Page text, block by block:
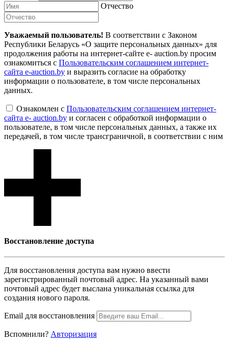
Отчество
Уважаемый пользователь! В соответствии с Законом
Республики Беларусь «О защите персональных данных» для
продолжения работы на интернет-сайте e- auction.by просим
ознакомиться с Пользовательским соглашением интернет-
сайта e-auction.by и выразить согласие на обработку
информации о пользователе, в том числе персональных
данных.
Ознакомлен с Пользовательским соглашением интернет-
сайта e- auction.by и согласен с обработкой информации о
пользователе, в том числе персональных данных, а также их
передачей, в том числе трансграничной, в соответствии с ним
Восcтановление доступа
Для восcтановления доступа вам нужно ввести
зарегистрированный почтовый адрес. На указанный вами
почтовый адрес будет выслана уникальная ссылка для
создания нового пароля.
Email для восcтановления
Вспомнили? Авторизация